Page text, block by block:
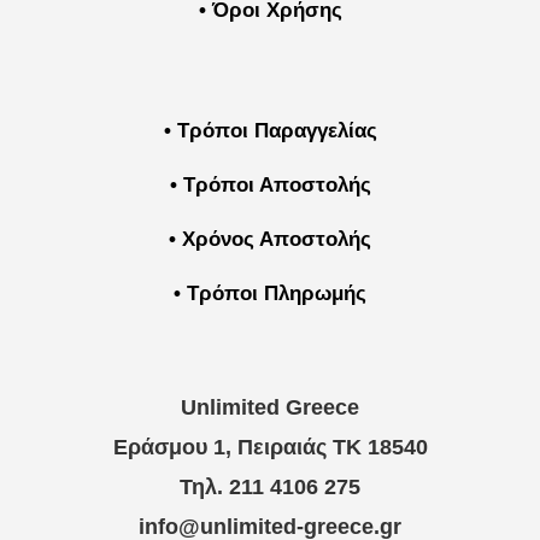
• Όροι Χρήσης
• Τρόποι Παραγγελίας
• Τρόποι Αποστολής
• Χρόνος Αποστολής
• Τρόποι Πληρωμής
Unlimited Greece
Εράσμου 1, Πειραιάς ΤΚ 18540
Τηλ. 211 4106 275
info@unlimited-greece.gr